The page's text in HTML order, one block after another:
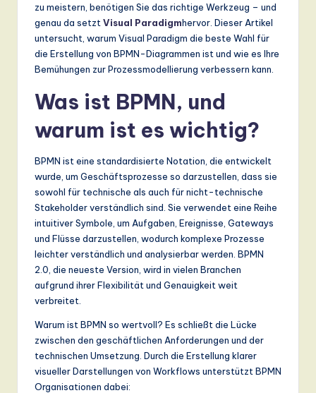
d
in
A
S
o
ft
w
zu meistern, benötigen Sie das richtige Werkzeug – und
genau da setzt Visual Paradigmhervor. Dieser Artikel
untersucht, warum Visual Paradigm die beste Wahl für
die Erstellung von BPMN-Diagrammen ist und wie es Ihre
Bemühungen zur Prozessmodellierung verbessern kann.
Was ist BPMN, und
warum ist es wichtig?
BPMN ist eine standardisierte Notation, die entwickelt
wurde, um Geschäftsprozesse so darzustellen, dass sie
sowohl für technische als auch für nicht-technische
Stakeholder verständlich sind. Sie verwendet eine Reihe
intuitiver Symbole, um Aufgaben, Ereignisse, Gateways
und Flüsse darzustellen, wodurch komplexe Prozesse
leichter verständlich und analysierbar werden. BPMN
2.0, die neueste Version, wird in vielen Branchen
aufgrund ihrer Flexibilität und Genauigkeit weit
verbreitet.
Warum ist BPMN so wertvoll? Es schließt die Lücke
zwischen den geschäftlichen Anforderungen und der
technischen Umsetzung. Durch die Erstellung klarer
visueller Darstellungen von Workflows unterstützt BPMN
Organisationen dabei: